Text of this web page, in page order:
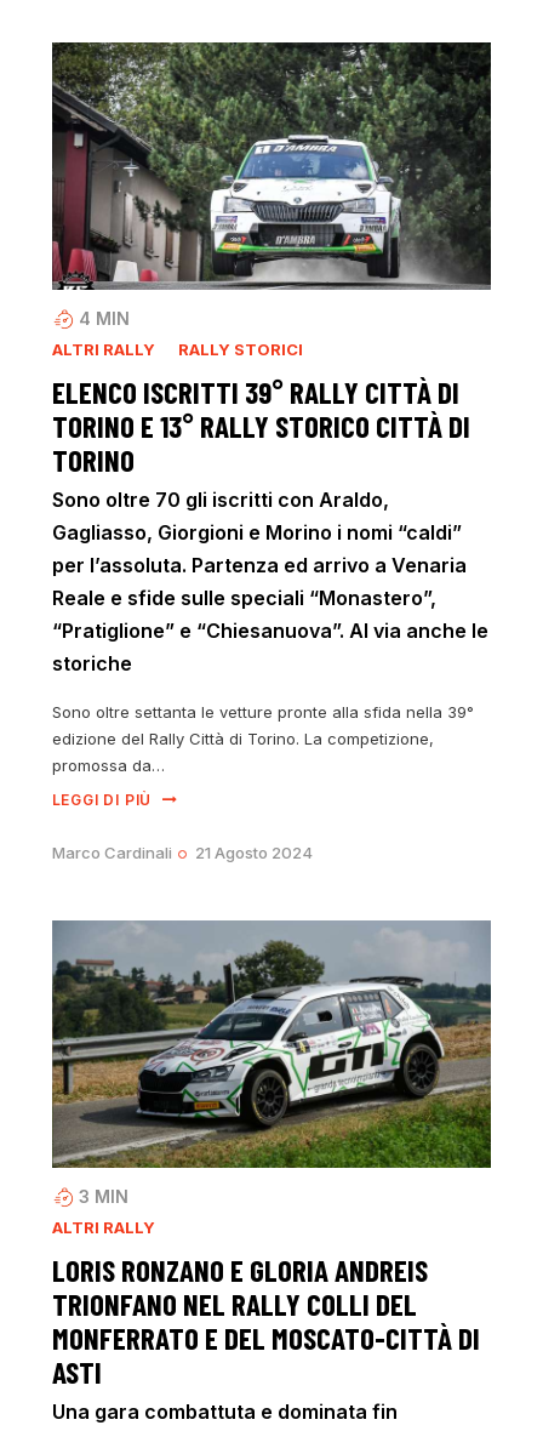
4 MIN
ALTRI RALLY RALLY STORICI
ELENCO ISCRITTI 39° RALLY CITTÀ DI
TORINO E 13° RALLY STORICO CITTÀ DI
TORINO
Sono oltre 70 gli iscritti con Araldo,
Gagliasso, Giorgioni e Morino i nomi “caldi”
per l’assoluta. Partenza ed arrivo a Venaria
Reale e sfide sulle speciali “Monastero”,
“Pratiglione” e “Chiesanuova”. Al via anche le
storiche
Sono oltre settanta le vetture pronte alla sfida nella 39°
edizione del Rally Città di Torino. La competizione,
promossa da…
LEGGI DI PIÙ
Marco Cardinali 21 Agosto 2024
3 MIN
ALTRI RALLY
LORIS RONZANO E GLORIA ANDREIS
TRIONFANO NEL RALLY COLLI DEL
MONFERRATO E DEL MOSCATO-CITTÀ DI
ASTI
Una gara combattuta e dominata fin